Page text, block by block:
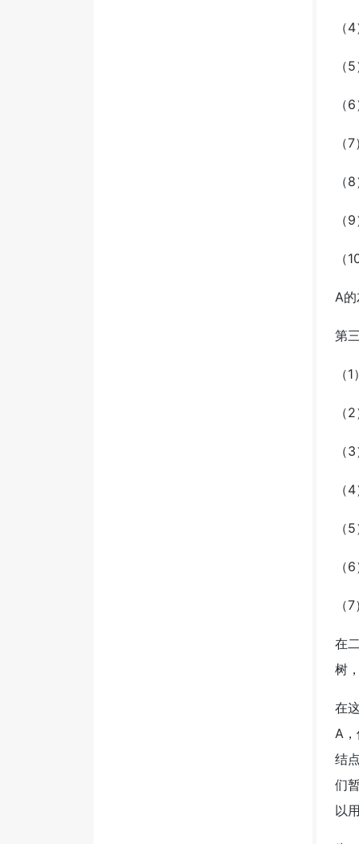
（
（
（
（
（
（
（
A
第
（
（
（
（
（
（
（
在
树
在
A
结
们
以